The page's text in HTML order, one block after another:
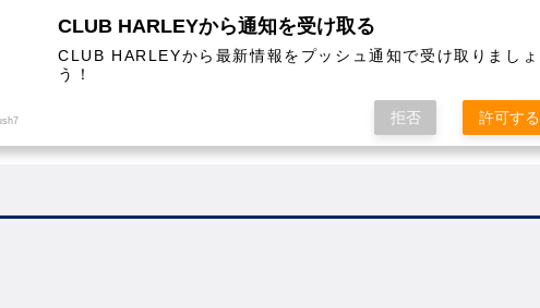
COLUMN
CLUB HARLEYから通知を受け取る
CLUB HARLEYから最新情報をプッシュ通知で受け取りましょ
う！
拒否 許可する